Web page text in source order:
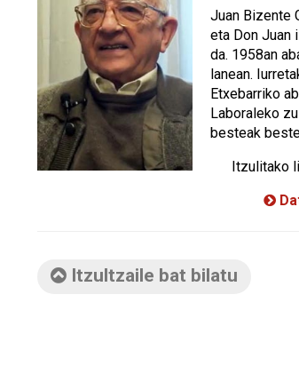
Juan Bizente
eta Don Juan
da. 1958an
lanean.
Etxebarriko
Laboraleko
besteak
Itzulitako
Itzultzaile bat bilatu